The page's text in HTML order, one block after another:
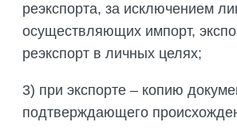
реэкспорта, за исключением
осуществляющих импорт,
реэкспорт в личных целях;
3) при экспорте – копию
подтверждающего